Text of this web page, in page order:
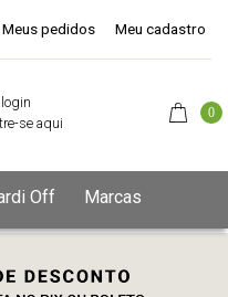
Meus pedidos Meu cadastro
se aqui
0
Off Marcas